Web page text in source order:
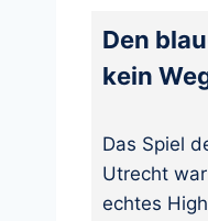
Den
kein
Das Spiel
Utrecht
echtes